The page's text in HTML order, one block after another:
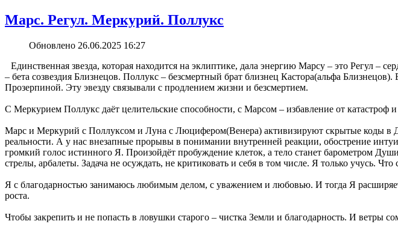
Марс. Регул. Меркурий. Поллукс
Обновлено 26.06.2025 16:27
Единственная звезда, которая находится на эклиптике, дала энергию Марсу – это Регул –
– бета созвездия Близнецов. Поллукс – безсмертный брат близнец Кастора(альфа
Прозерпиной. Эту эвезду связывали с продлением жизни и безсмертием.
С Меркурием Поллукс даёт целительские способности, с Марсом ‒ избавление от
Марс и Меркурий с Поллуксом и Луна с Люцифером(Венера) активизируют скрытые коды в
реальности. А у нас внезапные прорывы в понимании внутренней реакции, обострение
громкий голос истинного Я. Произойдёт пробуждение клеток, а тело станет барометром
стрелы, арбалеты. Задача не осуждать, не критиковать и себя в том числе. Я только учусь.
Я с благодарностью занимаюсь любимым делом, с уважением и любовью. И тогда Я
роста.
Чтобы закрепить и не попасть в ловушки старого ‒ чистка Земли и благодарность. И ветры